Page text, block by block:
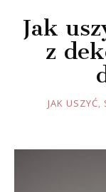
Jak
z
JOULE
JAK USZYĆ,